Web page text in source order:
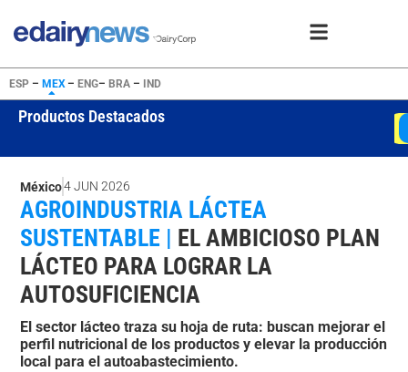
ESP – MEX– ENG– BRA – IND
Productos Destacados
WMPUSD 4050
México4 JUN 2026
AGROINDUSTRIA LÁCTEA
SUSTENTABLE | EL AMBICIOSO PLAN
LÁCTEO PARA LOGRAR LA
AUTOSUFICIENCIA
El sector lácteo traza su hoja de ruta: buscan mejorar el
perfil nutricional de los productos y elevar la producción
local para el autoabastecimiento.